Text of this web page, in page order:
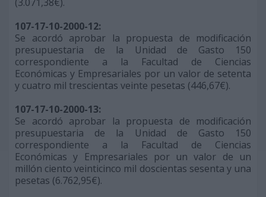
107-17-10-2000-12:
Se acordó aprobar la propuesta de modificación
presupuestaria de la Unidad de Gasto 150
correspondiente a la Facultad de Ciencias
Económicas y Empresariales por un valor de setenta
y cuatro mil trescientas veinte pesetas (446,67€).
107-17-10-2000-13:
Se acordó aprobar la propuesta de modificación
presupuestaria de la Unidad de Gasto 150
correspondiente a la Facultad de Ciencias
Económicas y Empresariales por un valor de un
millón ciento veinticinco mil doscientas sesenta y una
pesetas (6.762,95€).